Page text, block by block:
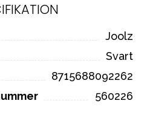
Joolz
Svart
8715688092262
560226